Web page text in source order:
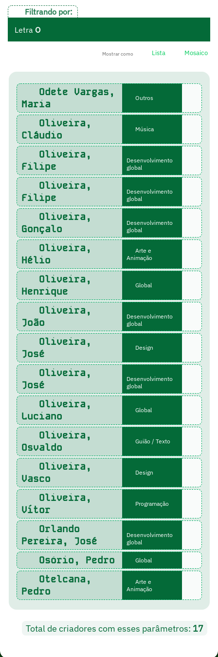
Filtrando por:
Letra O
Mostrar como Lista Mosaico
Odete Vargas,
Maria
Outros
Oliveira,
Cláudio
Música
Oliveira,
Filipe
Desenvolvimento
global
Oliveira,
Filipe
Desenvolvimento
global
Oliveira,
Gonçalo
Desenvolvimento
global
Oliveira,
Hélio
Arte e
Animação
Oliveira,
Henrique
Global
Oliveira,
João
Desenvolvimento
global
Oliveira,
José
Design
Oliveira,
José
Desenvolvimento
global
Oliveira,
Luciano
Global
Oliveira,
Osvaldo
Guião / Texto
Oliveira,
Vasco
Design
Oliveira,
Vítor
Programação
Orlando
Pereira, José
Desenvolvimento
global
Osório, Pedro Global
Otelcana,
Pedro
Arte e
Animação
Total de criadores com esses parâmetros: 17